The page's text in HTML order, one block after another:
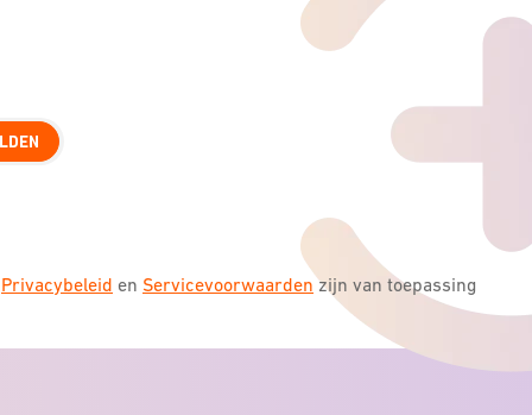
Privacybeleid en Servicevoorwaardenzijn van toepassing